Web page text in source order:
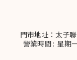
門市地址：太子
營業時間 : 星期